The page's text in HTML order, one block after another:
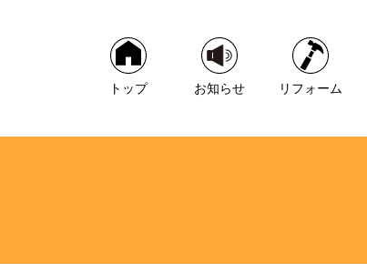
トップ お知らせ リフォーム